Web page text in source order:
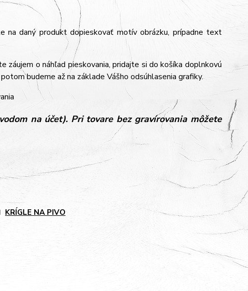
na daný produkt dopieskovať motív obrázku, prípadne text
záujem o náhľad pieskovania, pridajte si do košíka doplnkovú
budeme až na základe Vášho odsúhlasenia grafiky.
na účet). Pri tovare bez gravírovania môžete
KRÍGLE NA PIVO